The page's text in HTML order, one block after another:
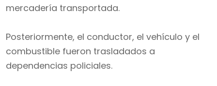
mercadería transportada.
Posteriormente, el conductor, el vehículo y el
combustible fueron trasladados a
dependencias policiales.